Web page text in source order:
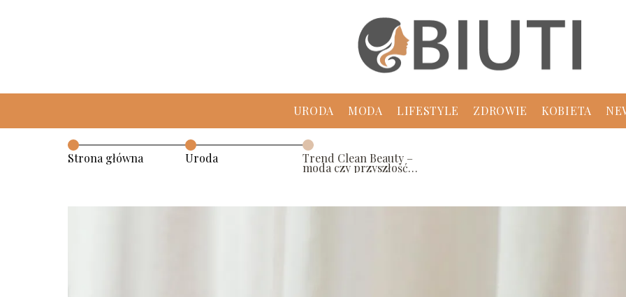
URODA MODA LIFESTYLE ZDROWIE KOBIETA
Strona główna Uroda Trend Clean Beauty –
moda czy przyszłość
pielęgnacji?